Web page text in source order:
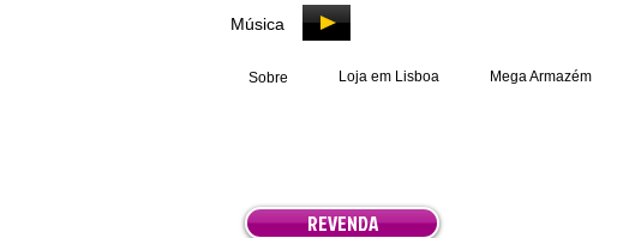
Música
Sobre Loja em Lisboa Mega Armazém
REVENDA